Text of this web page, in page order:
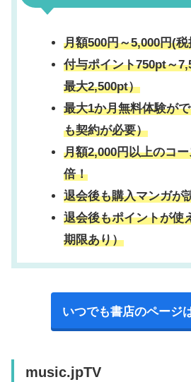
月額500円～5,000円(税
付与ポイント750pt～
最大2,500pt）
最大1か月無料体験が
も契約が必要）
月額2,000円以上のコ
倍！
退会後も購入マンガが
退会後もポイントが使
期限あり）
いつでも書店のページ
music.jpTV